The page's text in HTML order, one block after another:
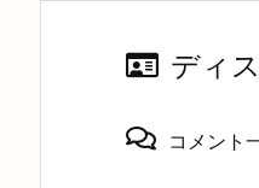
ディ
コメント